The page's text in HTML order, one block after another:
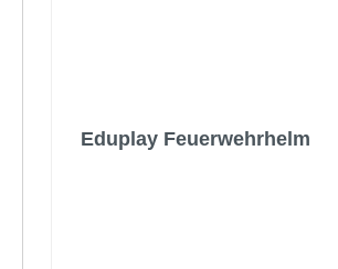
Eduplay Feuerwehrhelm